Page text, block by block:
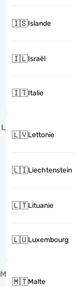
🇮🇸Islande
🇮🇱Israël
🇮🇹Italie
L
🇱🇻Lettonie
🇱🇮Liechtenstein
🇱🇹Lituanie
🇱🇺Luxembourg
M
🇲🇹Malte